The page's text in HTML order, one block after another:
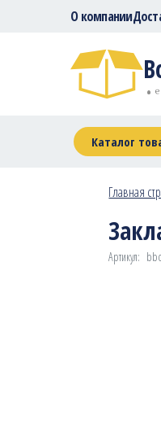
О компании
Каталог
Главная
Артикул: